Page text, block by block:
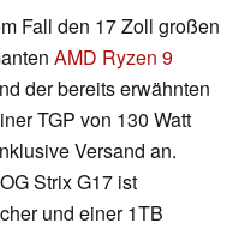
Fall den 17 Zoll großen
AMD Ryzen 9
der bereits erwähnten
TGP von 130 Watt
Versand an.
Strix G17 ist
und einer 1TB